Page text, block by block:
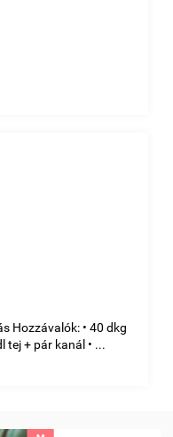
Hozzávalók: • 40 dkg
tej + pár kanál • ...